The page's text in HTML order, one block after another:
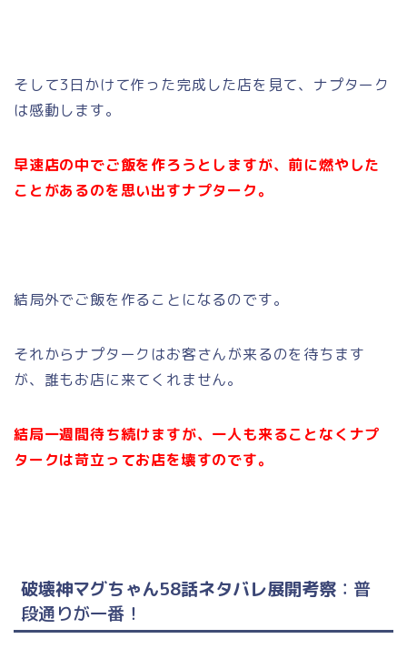
そして3日かけて作った完成した店を見て、ナプターク
は感動します。
早速店の中でご飯を作ろうとしますが、前に燃やした
ことがあるのを思い出すナプターク。
結局外でご飯を作ることになるのです。
それからナプタークはお客さんが来るのを待ちます
が、誰もお店に来てくれません。
結局一週間待ち続けますが、一人も来ることなくナプ
タークは苛立ってお店を壊すのです。
破壊神マグちゃん58話ネタバレ展開考察 ：普
段通りが一番 ！